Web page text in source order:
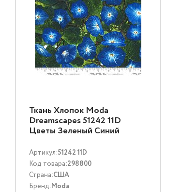
Ткань Хлопок Moda
Dreamscapes 51242 11D
Цветы Зеленый Синий
Артикул:51242 11D
Код товара:298800
Страна:США
Бренд:Moda